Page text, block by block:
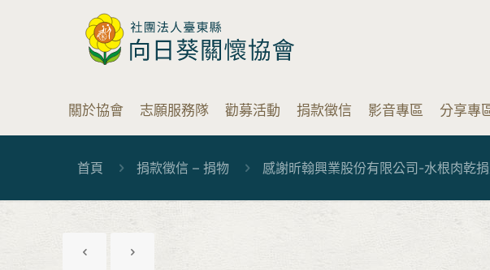
關於協會 志願服務隊 勸募活動 捐款徵信 影音專區 分享專
首頁 捐款徵信 – 捐物 感謝昕翰興業股份有限公司-水根肉乾